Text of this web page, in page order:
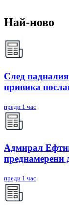
Най-ново
След
привика
преди 1 час
Адмирал
преднамерени
преди 1 час